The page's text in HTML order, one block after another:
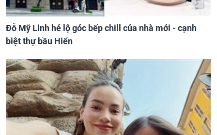
Đỗ Mỹ Linh hé lộ góc bếp chill của nhà mới - cạnh
biệt thự bầu Hiển